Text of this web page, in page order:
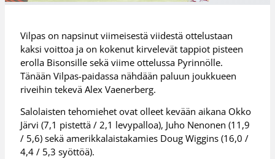
Vilpas on napsinut viimeisestä viidestä ottelustaan
kaksi voittoa ja on kokenut kirvelevät tappiot pisteen
erolla Bisonsille sekä viime ottelussa Pyrinnölle.
Tänään Vilpas-paidassa nähdään paluun joukkueen
riveihin tekevä Alex Vaenerberg.
Salolaisten tehomiehet ovat olleet kevään aikana Okko
Järvi (7,1 pistettä / 2,1 levypalloa), Juho Nenonen (11,9
/ 5,6) sekä amerikkalaistakamies Doug Wiggins (16,0 /
4,4 / 5,3 syöttöä).